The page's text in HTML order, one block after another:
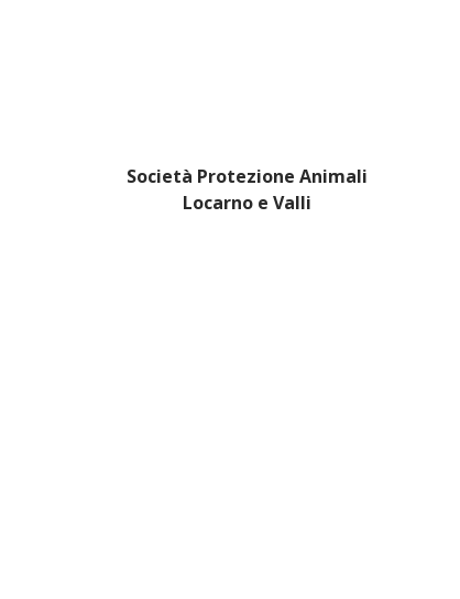
Società Protezione Animali
Locarno e Valli